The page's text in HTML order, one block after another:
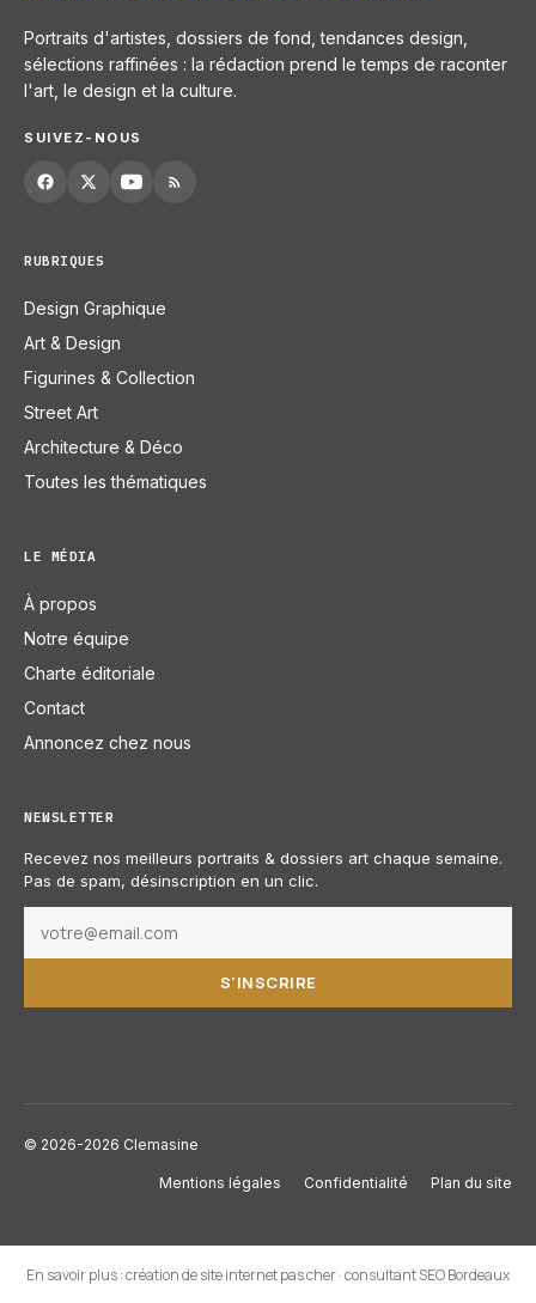
Portraits d'artistes, dossiers de fond, tendances design,
sélections raffinées : la rédaction prend le temps de raconter
l'art, le design et la culture.
SUIVEZ-NOUS
RUBRIQUES
Design Graphique
Art & Design
Figurines & Collection
Street Art
Architecture & Déco
Toutes les thématiques
LE MÉDIA
À propos
Notre équipe
Charte éditoriale
Contact
Annoncez chez nous
NEWSLETTER
Recevez nos meilleurs portraits & dossiers art chaque semaine.
Pas de spam, désinscription en un clic.
S'INSCRIRE
© 2026-2026 Clemasine
Mentions légales Confidentialité Plan du site
En savoir plus :création de site internet pas cher·consultant SEO Bordeaux